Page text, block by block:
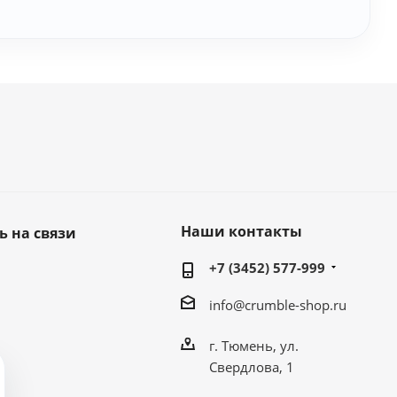
на связи Наши контакты
+7 (3452) 577-999
info@crumble-shop.ru
г. Тюмень, ул.
Свердлова, 1